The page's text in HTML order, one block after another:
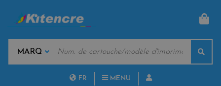
MARQUES
CLÉS
FR MENU